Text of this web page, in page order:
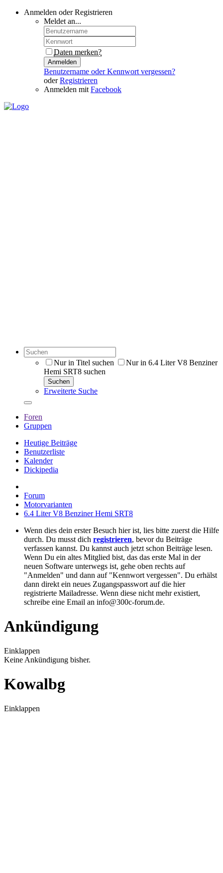
Anmelden oder Registrieren
Meldet an...
Daten merken?
Anmelden
Benutzername oder Kennwort vergessen?
oderRegistrieren
Anmelden mit Facebook
Nur in Titel suchen
Nur in 6.4 Liter V8 Benziner
Hemi SRT8 suchen
Suchen
Erweiterte Suche
Foren
Gruppen
Heutige Beiträge
Benutzerliste
Kalender
Dickipedia
Forum
Motorvarianten
6.4 Liter V8 Benziner Hemi SRT8
Wenn dies dein erster Besuch hier ist, lies bitte zuerst die Hilfe
durch. Du musst dich registrieren, bevor du Beiträge
verfassen kannst. Du kannst auch jetzt schon Beiträge lesen.
Wenn Du ein altes Mitglied bist, das das erste Mal in der
neuen Software unterwegs ist, gehe oben rechts auf
"Anmelden" und dann auf "Kennwort vergessen". Du erhälst
dann direkt ein neues Zugangspasswort auf die hier
registrierte Mailadresse. Wenn diese nicht mehr existiert,
schreibe eine Email an info@300c-forum.de.
Ankündigung
Einklappen
Keine Ankündigung bisher.
Kowalbg
Einklappen